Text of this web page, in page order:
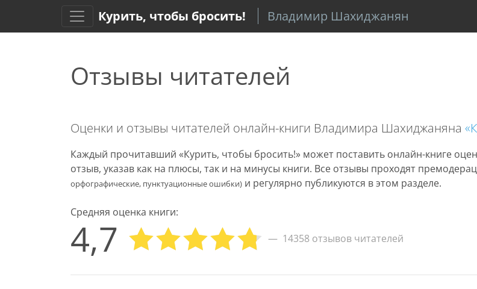
Курить, чтобы бросить! Владимир Шахиджанян
Отзывы читателей
Оценки и отзывы читателей онлайн-книги Владимира Шахиджаняна
Каждый прочитавший «Курить, чтобы бросить!» может поставить онлайн-книге
отзыв, указав как на плюсы, так и на минусы книги. Все отзывы проходят
орфографические, пунктуационные ошибки) и регулярно публикуются в этом разделе.
Средняя оценка книги:
4,7 14358 отзывов читателей